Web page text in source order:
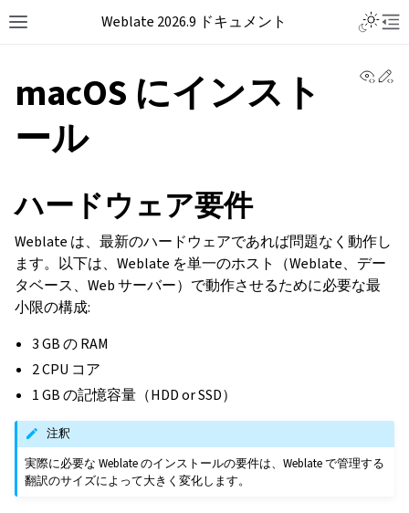
Weblate 2026.9 ドキュメント
macOS にインスト
ール
ハードウェア要件
Weblate は、最新のハードウェアであれば問題なく動作し
ます。以下は、Weblate を単一のホスト（Weblate、デー
タベース、Web サーバー）で動作させるために必要な最
小限の構成:
3 GB の RAM
2 CPU コア
1 GB の記憶容量（HDD or SSD）
注釈
実際に必要な Weblate のインストールの要件は、Weblate で管理する
翻訳のサイズによって大きく変化します。